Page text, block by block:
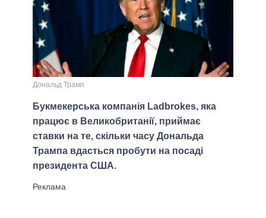
Дональд Трамп
Букмекерська компанія Ladbrokes, яка
працює в Великобританії, приймає
ставки на те, скільки часу Дональда
Трампа вдасться пробути на посаді
президента США.